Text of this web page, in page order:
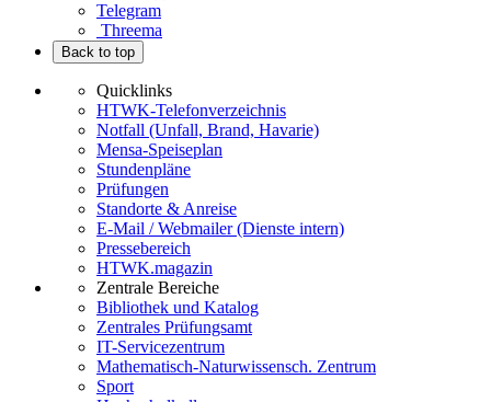
Telegram
Threema
Back to top
Quicklinks
HTWK-Telefonverzeichnis
Notfall (Unfall, Brand, Havarie)
Mensa-Speiseplan
Stundenpläne
Prüfungen
Standorte & Anreise
E-Mail / Webmailer (Dienste intern)
Pressebereich
HTWK.magazin
Zentrale Bereiche
Bibliothek und Katalog
Zentrales Prüfungsamt
IT-Servicezentrum
Mathematisch-Naturwissensch. Zentrum
Sport